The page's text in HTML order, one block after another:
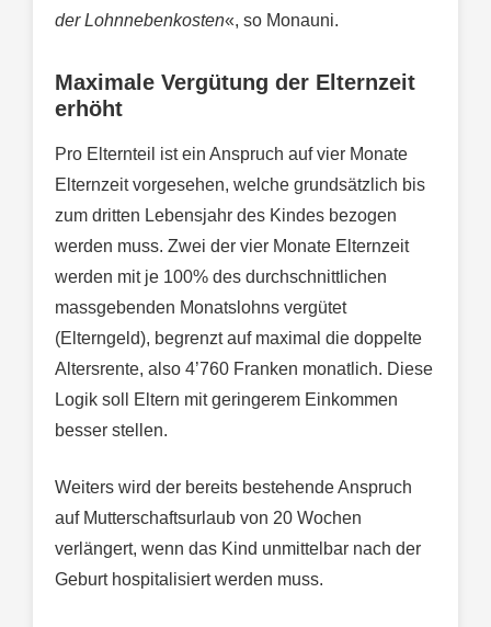
der Lohnnebenkosten«, so Monauni.
Maximale Vergütung der Elternzeit
erhöht
Pro Elternteil ist ein Anspruch auf vier Monate
Elternzeit vorgesehen, welche grundsätzlich bis
zum dritten Lebensjahr des Kindes bezogen
werden muss. Zwei der vier Monate Elternzeit
werden mit je 100% des durchschnittlichen
massgebenden Monatslohns vergütet
(Elterngeld), begrenzt auf maximal die doppelte
Altersrente, also 4’760 Franken monatlich. Diese
Logik soll Eltern mit geringerem Einkommen
besser stellen.
Weiters wird der bereits bestehende Anspruch
auf Mutterschaftsurlaub von 20 Wochen
verlängert, wenn das Kind unmittelbar nach der
Geburt hospitalisiert werden muss.